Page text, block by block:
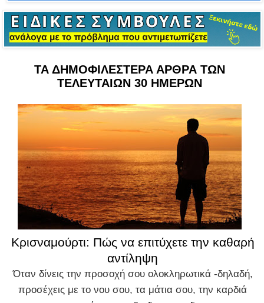
ΤΑ ΔΗΜΟΦΙΛΕΣΤΕΡΑ ΑΡΘΡΑ ΤΩΝ
ΤΕΛΕΥΤΑΙΩΝ 30 ΗΜΕΡΩΝ
Κρισναμούρτι: Πώς να επιτύχετε την καθαρή
αντίληψη
Όταν δίνεις την προσοχή σου ολοκληρωτικά -δηλαδή,
προσέχεις με το νου σου, τα μάτια σου, την καρδιά